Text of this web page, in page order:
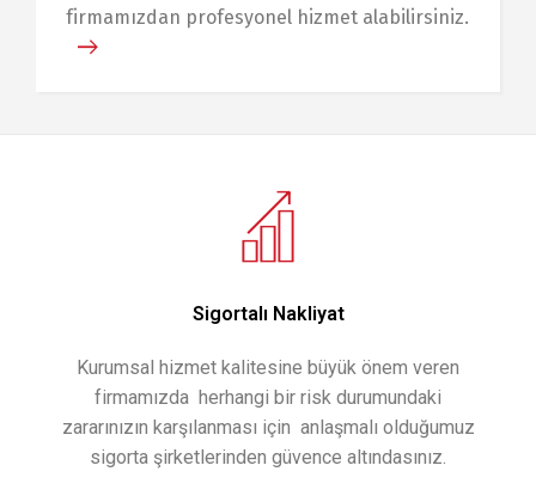
firmamızdan profesyonel hizmet alabilirsiniz.
Sigortalı Nakliyat
Kurumsal hizmet kalitesine büyük önem veren
firmamızda herhangi bir risk durumundaki
zararınızın karşılanması için anlaşmalı olduğumuz
sigorta şirketlerinden güvence altındasınız.